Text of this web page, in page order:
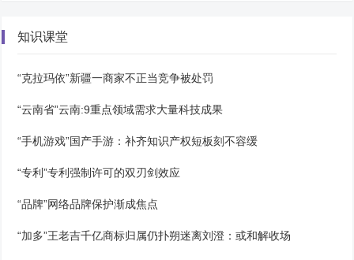
知识课堂
“克拉玛依”新疆一商家不正当竞争被处罚
“云南省”云南:9重点领域需求大量科技成果
“手机游戏”国产手游：补齐知识产权短板刻不容缓
“专利”专利强制许可的双刃剑效应
“品牌”网络品牌保护渐成焦点
“加多”王老吉千亿商标归属仍扑朔迷离刘澄：或和解收场